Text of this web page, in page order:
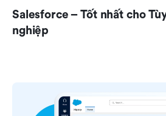
Salesforce – Tốt nhất cho
nghiệp